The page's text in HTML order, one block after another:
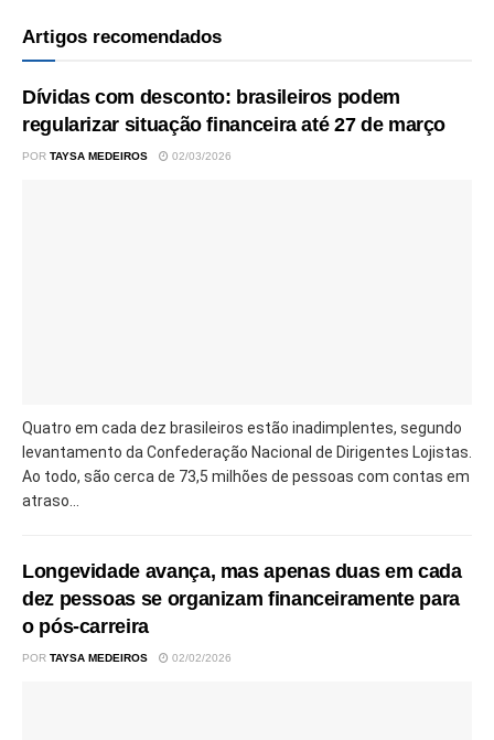
Artigos recomendados
Dívidas com desconto: brasileiros podem
regularizar situação financeira até 27 de março
POR TAYSA MEDEIROS 02/03/2026
Quatro em cada dez brasileiros estão inadimplentes, segundo
levantamento da Confederação Nacional de Dirigentes Lojistas.
Ao todo, são cerca de 73,5 milhões de pessoas com contas em
atraso...
Longevidade avança, mas apenas duas em cada
dez pessoas se organizam financeiramente para
o pós-carreira
POR TAYSA MEDEIROS 02/02/2026